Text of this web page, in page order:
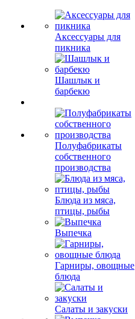
Аксессуары для
пикника
Шашлык и
барбекю
Полуфабрикаты
собственного
производства
Блюда из мяса,
птицы, рыбы
Выпечка
Гарниры, овощные
блюда
Салаты и закуски